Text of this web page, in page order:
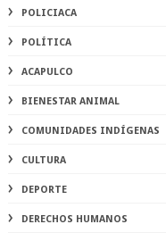
POLICIACA
POLÍTICA
ACAPULCO
BIENESTAR ANIMAL
COMUNIDADES INDÍGENAS
CULTURA
DEPORTE
DERECHOS HUMANOS